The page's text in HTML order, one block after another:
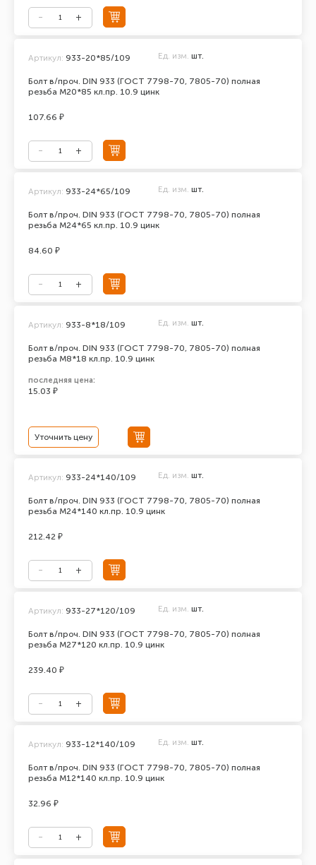
Болт в/проч. DIN 933 (ГОСТ 7798-70, 7805-70) полная
резьба М20*85 кл.пр. 10.9 цинк
Артикул: 933-20*85/109 Ед. изм. шт.
107.66 ₽
Болт в/проч. DIN 933 (ГОСТ 7798-70, 7805-70) полная
резьба М24*65 кл.пр. 10.9 цинк
Артикул: 933-24*65/109 Ед. изм. шт.
84.60 ₽
Болт в/проч. DIN 933 (ГОСТ 7798-70, 7805-70) полная
резьба М8*18 кл.пр. 10.9 цинк
Артикул: 933-8*18/109 Ед. изм. шт.
последняя цена:
15.03 ₽
Уточнить цену
Болт в/проч. DIN 933 (ГОСТ 7798-70, 7805-70) полная
резьба М24*140 кл.пр. 10.9 цинк
Артикул: 933-24*140/109 Ед. изм. шт.
212.42 ₽
Болт в/проч. DIN 933 (ГОСТ 7798-70, 7805-70) полная
резьба М27*120 кл.пр. 10.9 цинк
Артикул: 933-27*120/109 Ед. изм. шт.
239.40 ₽
Болт в/проч. DIN 933 (ГОСТ 7798-70, 7805-70) полная
резьба М12*140 кл.пр. 10.9 цинк
Артикул: 933-12*140/109 Ед. изм. шт.
32.96 ₽